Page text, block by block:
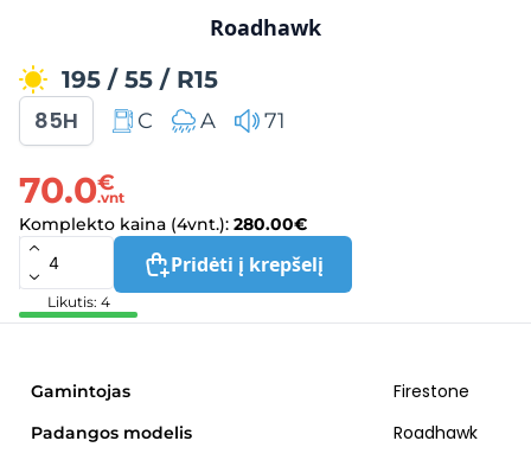
Roadhawk
195 / 55 / R15
85H C A 71
70.0€
.vnt
Komplekto kaina (4vnt.): 280.00€
Pridėti į krepšelį
Likutis: 4
Gamintojas Firestone
Padangos modelis Roadhawk